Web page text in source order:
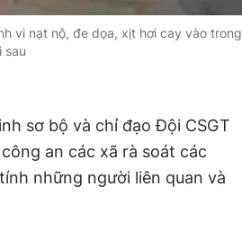
vi nạt nộ, đe dọa, xịt hơi cay vào trong
sau
sơ bộ và chỉ đạo Đội CSGT
an các xã rà soát các
những người liên quan và